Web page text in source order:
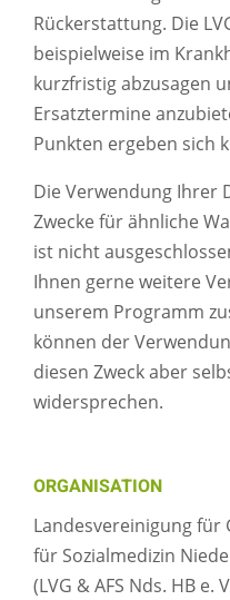
Rückerstattung. Die
beispielweise im
kurzfristig abzusagen
Ersatztermine
Punkten ergeben sich
Die Verwendung Ihrer
Zwecke für ähnliche
ist nicht
Ihnen gerne weitere
unserem Programm
können der
diesen Zweck aber
widersprechen.
ORGANISATION
Landesvereinigung für
für Sozialmedizin
(LVG & AFS Nds. HB e.